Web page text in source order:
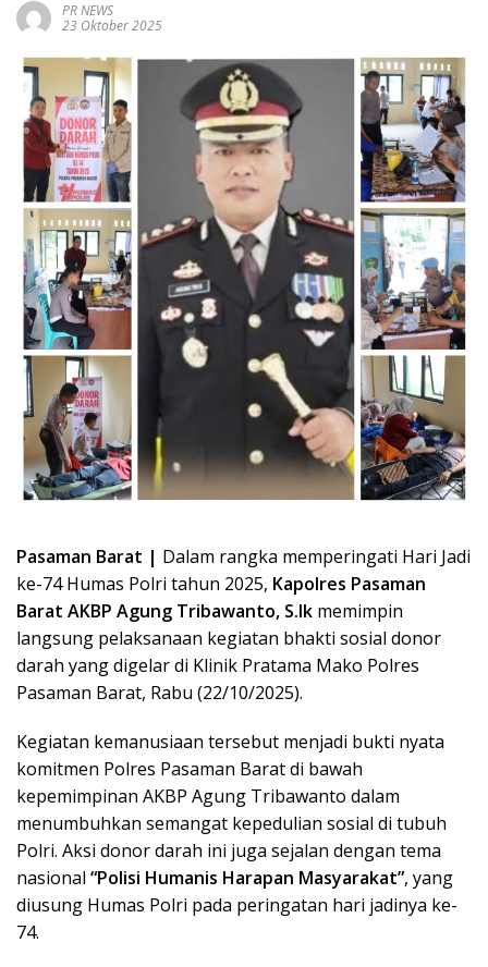
PR NEWS
23 Oktober 2025
Pasaman Barat | Dalam rangka memperingati Hari Jadi
ke-74 Humas Polri tahun 2025, Kapolres Pasaman
Barat AKBP Agung Tribawanto, S.Ik memimpin
langsung pelaksanaan kegiatan bhakti sosial donor
darah yang digelar di Klinik Pratama Mako Polres
Pasaman Barat, Rabu (22/10/2025).
Kegiatan kemanusiaan tersebut menjadi bukti nyata
komitmen Polres Pasaman Barat di bawah
kepemimpinan AKBP Agung Tribawanto dalam
menumbuhkan semangat kepedulian sosial di tubuh
Polri. Aksi donor darah ini juga sejalan dengan tema
nasional “Polisi Humanis Harapan Masyarakat”, yang
diusung Humas Polri pada peringatan hari jadinya ke-
74.